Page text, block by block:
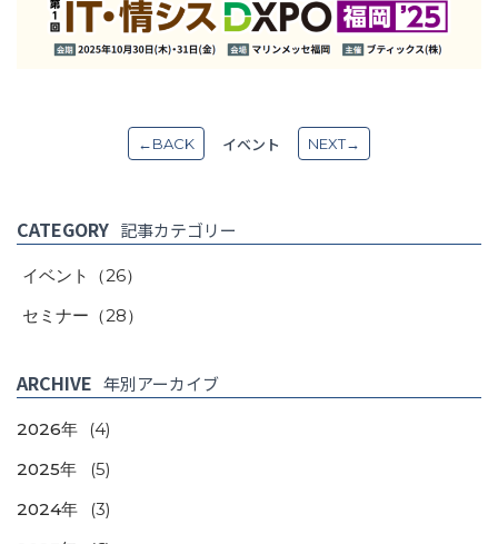
←BACK イベント NEXT→
CATEGORY 記事カテゴリー
イベント
（26）
セミナー （28）
ARCHIVE 年別アーカイブ
2026年
(4)
2025年
(5)
2024年
(3)